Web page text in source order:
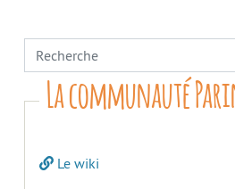
La communauté
Le wiki